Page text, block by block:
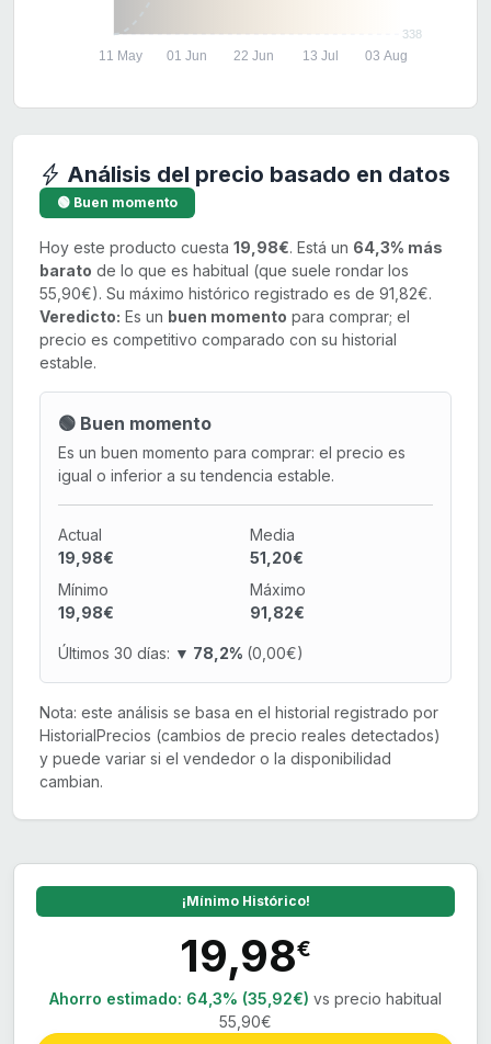
338
11 May 01 Jun 22 Jun 13 Jul 03 Aug
Análisis del precio basado en datos
🟢 Buen momento
Hoy este producto cuesta 19,98€. Está un 64,3% más
barato de lo que es habitual (que suele rondar los
55,90€). Su máximo histórico registrado es de 91,82€.
Veredicto: Es un buen momento para comprar; el
precio es competitivo comparado con su historial
estable.
🟢 Buen momento
Es un buen momento para comprar: el precio es
igual o inferior a su tendencia estable.
Actual
19,98€
Media
51,20€
Mínimo
19,98€
Máximo
91,82€
Últimos 30 días: ▼ 78,2% (0,00€)
Nota: este análisis se basa en el historial registrado por
HistorialPrecios (cambios de precio reales detectados)
y puede variar si el vendedor o la disponibilidad
cambian.
¡Mínimo Histórico!
19,98€
Ahorro estimado: 64,3% (35,92€) vs precio habitual
55,90€